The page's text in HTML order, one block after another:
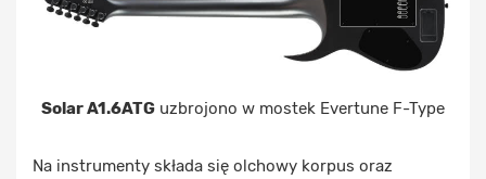
Solar A1.6ATG uzbrojono w mostek Evertune F-Type
Na instrumenty składa się olchowy korpus oraz